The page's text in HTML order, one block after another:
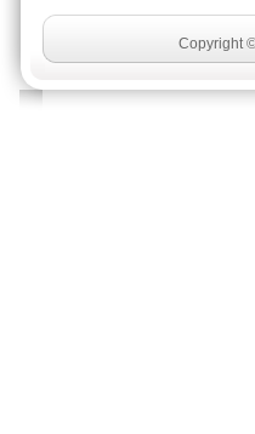
Copyright